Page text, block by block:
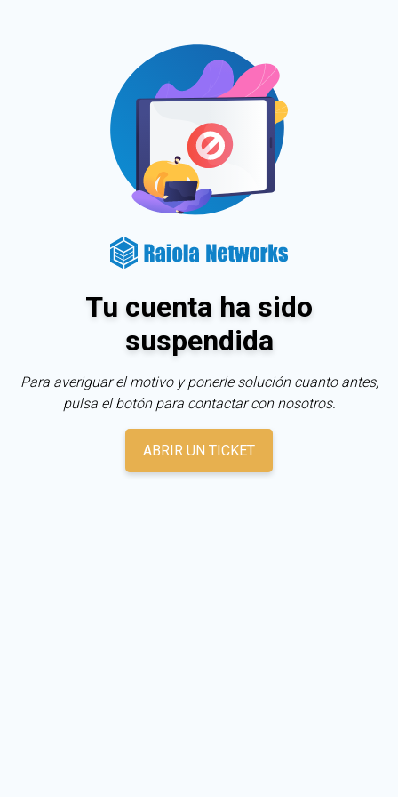
Tu cuenta ha sido
suspendida
Para averiguar el motivo y ponerle solución cuanto antes,
pulsa el botón para contactar con nosotros.
ABRIR UN TICKET